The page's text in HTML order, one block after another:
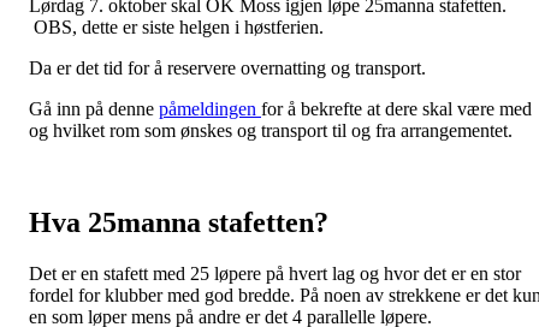
Lørdag 7. oktober skal OK Moss igjen løpe 25manna stafetten.
OBS, dette er siste helgen i høstferien.
Da er det tid for å reservere overnatting og transport.
Gå inn på denne påmeldingen for å bekrefte at dere skal være med
og hvilket rom som ønskes og transport til og fra arrangementet.
Hva 25manna stafetten?
Det er en stafett med 25 løpere på hvert lag og hvor det er en stor
fordel for klubber med god bredde. På noen av strekkene er det
en som løper mens på andre er det 4 parallelle løpere.